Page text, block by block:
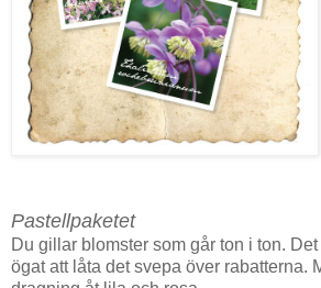
Pastellpaketet
Du gillar blomster som går ton i ton.
ögat att låta det svepa över rabatterna.